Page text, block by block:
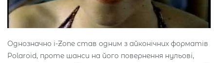
Однозначно i-Zone став одним з айконічних форматів
Polaroid, проте шанси на його повернення нульові,